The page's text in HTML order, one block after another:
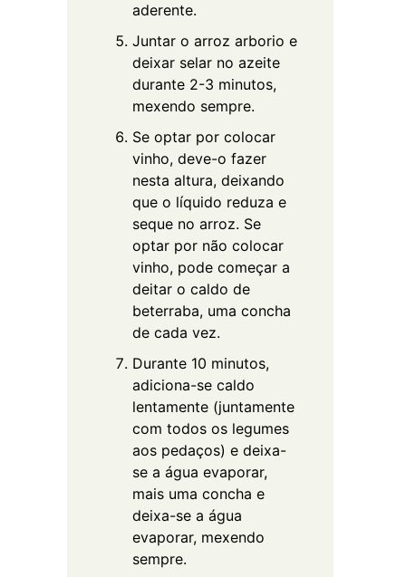
aderente.
Juntar o arroz arborio e
deixar selar no azeite
durante 2-3 minutos,
mexendo sempre.
Se optar por colocar
vinho, deve-o fazer
nesta altura, deixando
que o líquido reduza e
seque no arroz. Se
optar por não colocar
vinho, pode começar a
deitar o caldo de
beterraba, uma concha
de cada vez.
Durante 10 minutos,
adiciona-se caldo
lentamente (juntamente
com todos os legumes
aos pedaços) e deixa-
se a água evaporar,
mais uma concha e
deixa-se a água
evaporar, mexendo
sempre.